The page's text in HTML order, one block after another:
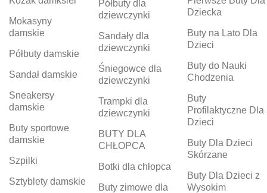
Mokasyny
damskie
Półbuty damskie
Sandał damskie
Sneakersy
damskie
Buty sportowe
damskie
Szpilki
Sztyblety damskie
Półbuty dla
dziewczynki
Sandały dla
dziewczynki
Śniegowce dla
dziewczynki
Trampki dla
dziewczynki
BUTY DLA
CHŁOPCA
Botki dla chłopca
Buty zimowe dla
Dziecka
Buty na Lato Dla
Dzieci
Buty do Nauki
Chodzenia
Buty
Profilaktyczne Dla
Dzieci
Buty Dla Dzieci
Skórzane
Buty Dla Dzieci z
Wysokim